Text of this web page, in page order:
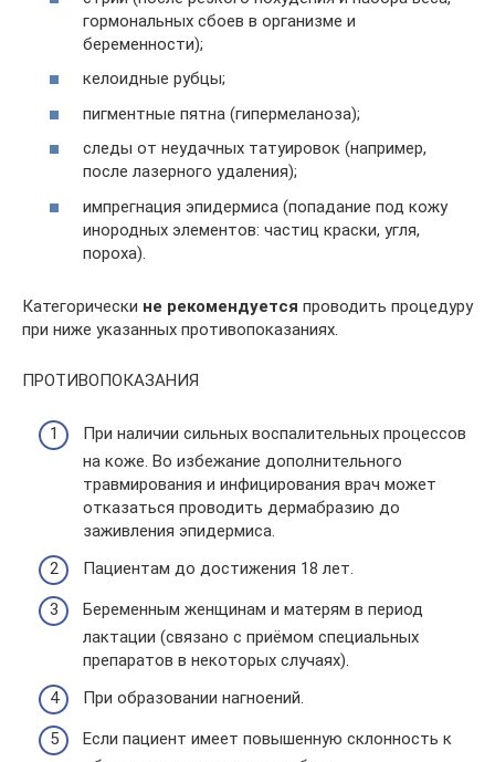
гормональных сбоев в организме и
беременности);
келоидные рубцы;
пигментные пятна (гипермеланоза);
следы от неудачных татуировок (например,
после лазерного удаления);
импрегнация эпидермиса (попадание под кожу
инородных элементов: частиц краски, угля,
пороха).
Категорически не рекомендуется проводить процедуру
при ниже указанных противопоказаниях.
ПРОТИВОПОКАЗАНИЯ
При наличии сильных воспалительных процессов
на коже. Во избежание дополнительного
травмирования и инфицирования врач может
отказаться проводить дермабразию до
заживления эпидермиса.
Пациентам до достижения 18 лет.
Беременным женщинам и матерям в период
лактации (связано с приёмом специальных
препаратов в некоторых случаях).
При образовании нагноений.
Если пациент имеет повышенную склонность к